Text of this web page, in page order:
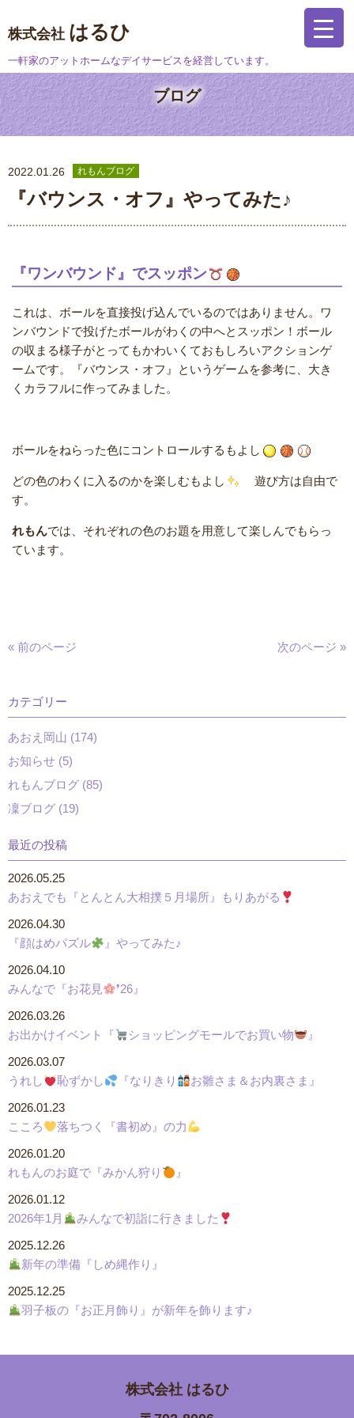
株式会社 はるひ
一軒家のアットホームなデイサービスを経営しています。
ブログ
2022.01.26 れもんブログ
『バウンス・オフ』やってみた♪
『ワンバウンド』でスッポン
これは、ボールを直接投げ込んでいるのではありません。ワ
ンバウンドで投げたボールがわくの中へとスッポン！ボール
の収まる様子がとってもかわいくておもしろいアクションゲ
ームです。『バウンス・オフ』というゲームを参考に、大き
くカラフルに作ってみました。
ボールをねらった色にコントロールするもよし
どの色のわくに入るのかを楽しむもよし
遊び方は自由で
す。
れもんでは、それぞれの色のお題を用意して楽しんでもらっ
ています。
« 前のページ 次のページ »
カテゴリー
あおえ岡山 (174)
お知らせ (5)
れもんブログ (85)
凜ブログ (19)
最近の投稿
あおえでも『とんとん大相撲５月場所』もりあがる
2026.05.25
『顔はめパズル 』やってみた♪
2026.04.30
みんなで『お花見 ❜26』
2026.04.10
お出かけイベント『 ショッピングモールでお買い物 』
2026.03.26
うれし 恥ずかし 『なりきり お雛さま＆お内裏さま』
2026.03.07
こころ 落ちつく『書初め』の力
2026.01.23
れもんのお庭で『みかん狩り 』
2026.01.20
2026年1月 みんなで初詣に行きました
2026.01.12
新年の準備『しめ縄作り』
2025.12.26
羽子板の『お正月飾り』が新年を飾ります♪
2025.12.25
株式会社 はるひ